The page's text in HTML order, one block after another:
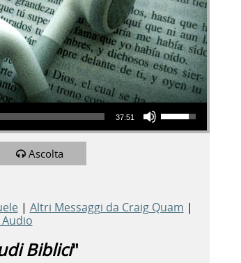
37:51
Usa i tasti freccia su/giù per aumentare o diminuire il volume.
Ascolta
| Altri Messaggi da Craig Quam |
Audio
Biblici"